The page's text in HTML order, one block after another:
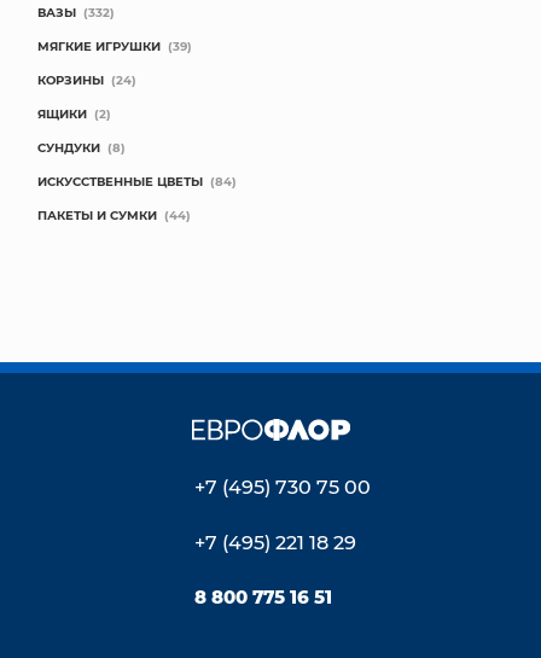
ВАЗЫ (332)
МЯГКИЕ ИГРУШКИ (39)
КОРЗИНЫ (24)
ЯЩИКИ (2)
СУНДУКИ (8)
ИСКУССТВЕННЫЕ ЦВЕТЫ (84)
ПАКЕТЫ И СУМКИ (44)
+7 (495) 730 75 00
+7 (495) 221 18 29
8 800 775 16 51